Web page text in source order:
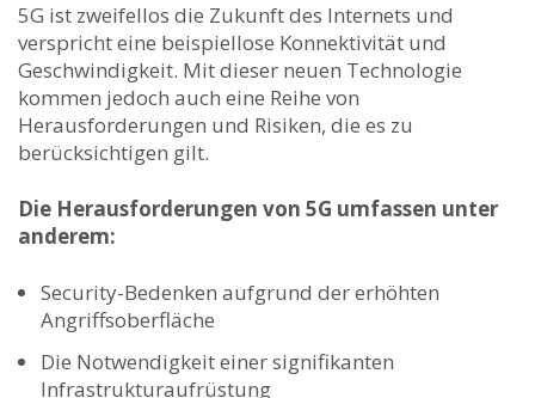
5G ist zweifellos die Zukunft des Internets und
verspricht ‌eine beispiellose Konnektivität und
Geschwindigkeit. Mit ⁣dieser ⁢neuen Technologie
kommen jedoch auch eine Reihe von
Herausforderungen und Risiken, die es ​zu
berücksichtigen gilt.
Die Herausforderungen von 5G⁣ umfassen‍ unter
anderem:
Security-Bedenken aufgrund der erhöhten
Angriffsoberfläche
Die Notwendigkeit einer signifikanten
Infrastrukturaufrüstung